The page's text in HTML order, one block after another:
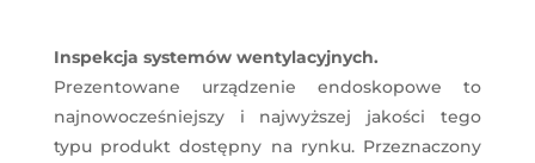
Inspekcja systemów wentylacyjnych.
Prezentowane urządzenie endoskopowe to
najnowocześniejszy i najwyższej jakości tego
typu produkt dostępny na rynku. Przeznaczony